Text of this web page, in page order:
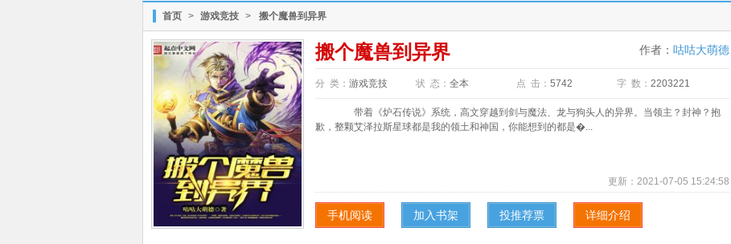
首页 > 游戏竞技 > 搬个魔兽到异界
搬个魔兽到异界 作者： 咕咕大萌德
分 类： 游戏竞技 状 态： 全本 点 击： 5742 字 数： 2203221
带着《炉石传说》系统，高文穿越到剑与魔法、龙与狗头人的异界。当领主？封神？抱
歉，整颗艾泽拉斯星球都是我的领土和神国，你能想到的都是�...
更新： 2021-07-05 15:24:58
手机阅读 加入书架 投推荐票 详细介绍